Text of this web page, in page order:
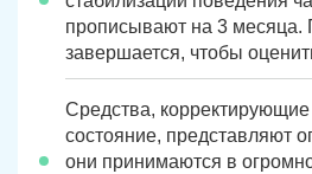
прописывают на 3 месяца.
завершается, чтобы
Средства,
состояние, представляют
они принимаются вЗадать
Юрюзань
Локомотивный
Зауральский
Катав-Ивановск